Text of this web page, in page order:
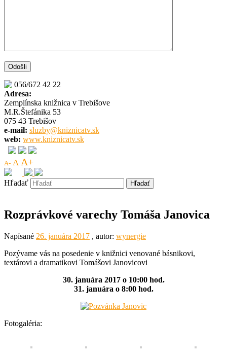
056/672 42 22
Adresa:
Zemplínska knižnica v Trebišove
M.R.Štefánika 53
075 43 Trebišov
e-mail: sluzby@kniznicatv.sk
web: www.kniznicatv.sk
A- A A+
Hľadať
Rozprávkové varechy Tomáša Janovica
Napísané 26. januára 2017 , autor: wynergie
Pozývame vás na posedenie v knižnici venované básnikovi,
textárovi a dramatikovi Tomášovi Janovicovi
30. januára 2017 o 10:00 hod.
31. januára o 8:00 hod.
Fotogaléria: